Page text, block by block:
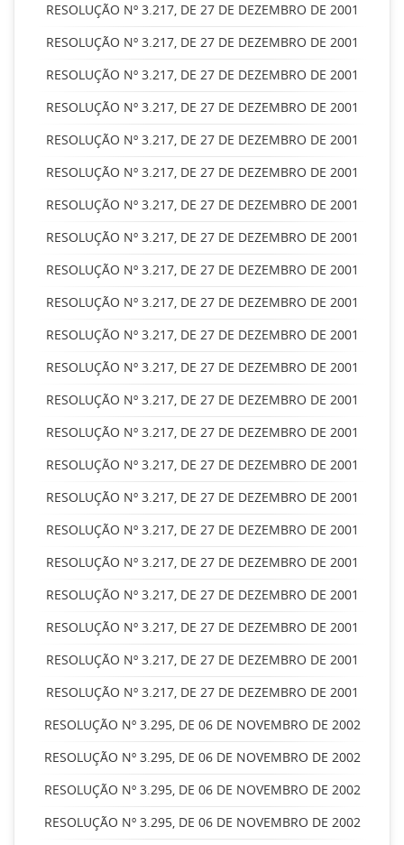
RESOLUÇÃO Nº 3.217, DE 27 DE DEZEMBRO DE 2001
RESOLUÇÃO Nº 3.217, DE 27 DE DEZEMBRO DE 2001
RESOLUÇÃO Nº 3.217, DE 27 DE DEZEMBRO DE 2001
RESOLUÇÃO Nº 3.217, DE 27 DE DEZEMBRO DE 2001
RESOLUÇÃO Nº 3.217, DE 27 DE DEZEMBRO DE 2001
RESOLUÇÃO Nº 3.217, DE 27 DE DEZEMBRO DE 2001
RESOLUÇÃO Nº 3.217, DE 27 DE DEZEMBRO DE 2001
RESOLUÇÃO Nº 3.217, DE 27 DE DEZEMBRO DE 2001
RESOLUÇÃO Nº 3.217, DE 27 DE DEZEMBRO DE 2001
RESOLUÇÃO Nº 3.217, DE 27 DE DEZEMBRO DE 2001
RESOLUÇÃO Nº 3.217, DE 27 DE DEZEMBRO DE 2001
RESOLUÇÃO Nº 3.217, DE 27 DE DEZEMBRO DE 2001
RESOLUÇÃO Nº 3.217, DE 27 DE DEZEMBRO DE 2001
RESOLUÇÃO Nº 3.217, DE 27 DE DEZEMBRO DE 2001
RESOLUÇÃO Nº 3.217, DE 27 DE DEZEMBRO DE 2001
RESOLUÇÃO Nº 3.217, DE 27 DE DEZEMBRO DE 2001
RESOLUÇÃO Nº 3.217, DE 27 DE DEZEMBRO DE 2001
RESOLUÇÃO Nº 3.217, DE 27 DE DEZEMBRO DE 2001
RESOLUÇÃO Nº 3.217, DE 27 DE DEZEMBRO DE 2001
RESOLUÇÃO Nº 3.217, DE 27 DE DEZEMBRO DE 2001
RESOLUÇÃO Nº 3.217, DE 27 DE DEZEMBRO DE 2001
RESOLUÇÃO Nº 3.217, DE 27 DE DEZEMBRO DE 2001
RESOLUÇÃO Nº 3.295, DE 06 DE NOVEMBRO DE 2002
RESOLUÇÃO Nº 3.295, DE 06 DE NOVEMBRO DE 2002
RESOLUÇÃO Nº 3.295, DE 06 DE NOVEMBRO DE 2002
RESOLUÇÃO Nº 3.295, DE 06 DE NOVEMBRO DE 2002